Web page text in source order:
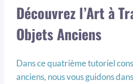
Découvrez l’Art à
Objets Anciens
Dans ce quatrième tutoriel
anciens, nous vous guidons